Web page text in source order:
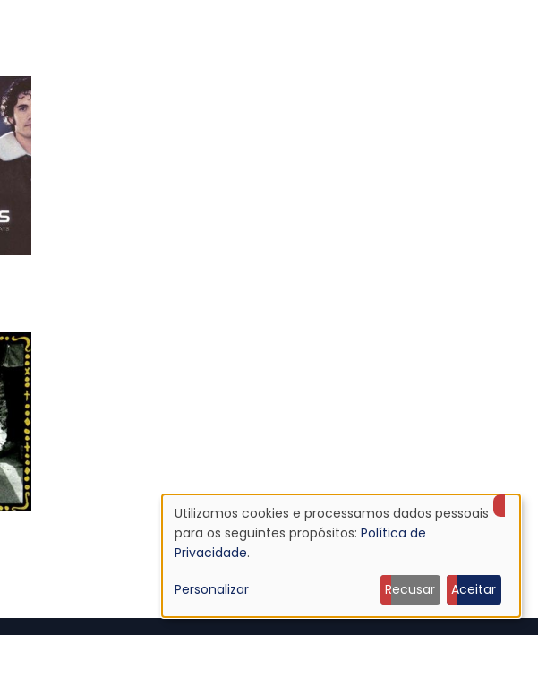
Uso
de
dados
Utilizamos cookies e processamos dados pessoais
para os seguintes propósitos: Política de
Privacidade.
Personalizar Recusar Aceitar